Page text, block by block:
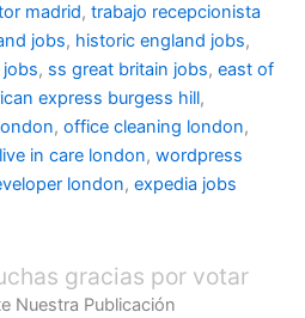
madrid, trabajo recepcionista
jobs, historic england jobs,
, ss great britain jobs, east of
express burgess hill,
, office cleaning london,
live in care london, wordpress
london, expedia jobs
gracias por votar
Nuestra Publicación